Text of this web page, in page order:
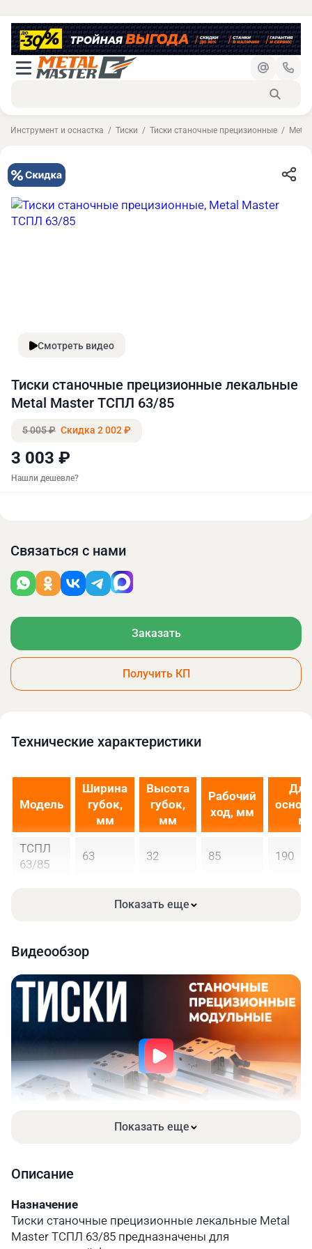
Инструмент и оснастка Тиски Тиски станочные прецизионные
Смотреть видео
Тиски станочные прецизионные лекальные
Metal Master ТCПЛ 63/85
5 005 ₽ Скидка 2 002 ₽
3 003 ₽
Нашли дешевле?
Связаться с нами
Заказать
Получить КП
Технические xарактеристики
Модель
Ширина
губок,
мм
Высота
губок,
мм
Рабочий
ход, мм
ТСПЛ
63/85
63 32 85 190
Показать еще
Видеообзор
Показать еще
Описание
Назначение
Тиски станочные прецизионные лекальные Metal
Master ТСПЛ 63/85 предназначены для